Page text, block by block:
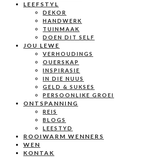
LEEFSTYL
DEKOR
HANDWERK
TUINMAAK
DOEN DIT SELF
JOU LEWE
VERHOUDINGS
OUERSKAP
INSPIRASIE
IN DIE NUUS
GELD & SUKSES
PERSOONLIKE GROEI
ONTSPANNING
REIS
BLOGS
LEESTYD
ROOIWARM WENNERS
WEN
KONTAK